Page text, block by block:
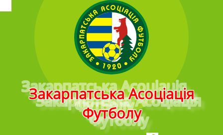
Головне меню
Закарпатська Асоціація
Футболу